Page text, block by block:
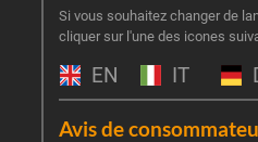
Si vous souhaitez changer de
cliquer sur l'une des icones
EN IT
Avis de